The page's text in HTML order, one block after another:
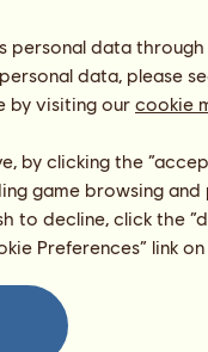
16:00
Ausdauer
Tempo
Dressur
Galopp
personal data
data, please
by visiting our cookie
by clicking the
game browsing
to decline, click the
Preferences” link